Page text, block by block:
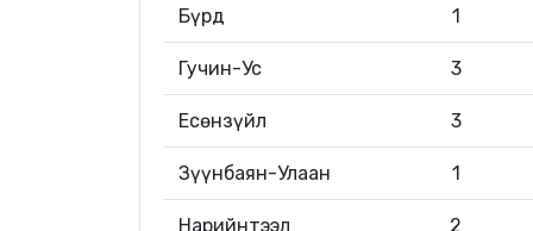
Бүрд 1
Гучин-Ус 3
Есөнзүйл 3
Зүүнбаян-Улаан 1
Нарийнтээл 2